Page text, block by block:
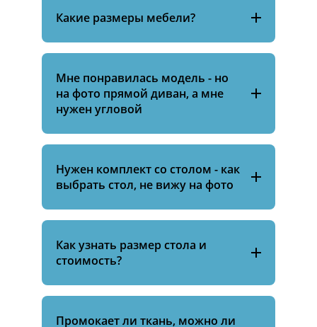
Какие размеры мебели?
Мне понравилась модель - но
на фото прямой диван, а мне
нужен угловой
Нужен комплект со столом - как
выбрать стол, не вижу на фото
Как узнать размер стола и
стоимость?
Промокает ли ткань, можно ли